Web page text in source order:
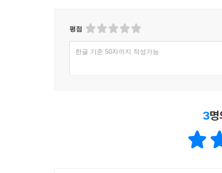
이슈는 “불확실성 때문에 어떤 선택지를 택할지
확실하게 판단을 내릴 수 있는 상황, 서로 의견 일
말의 의미는 어떻게 정의할 수 있을까? 상식적으
평점
한글 기준 50자까지 작성가능
3